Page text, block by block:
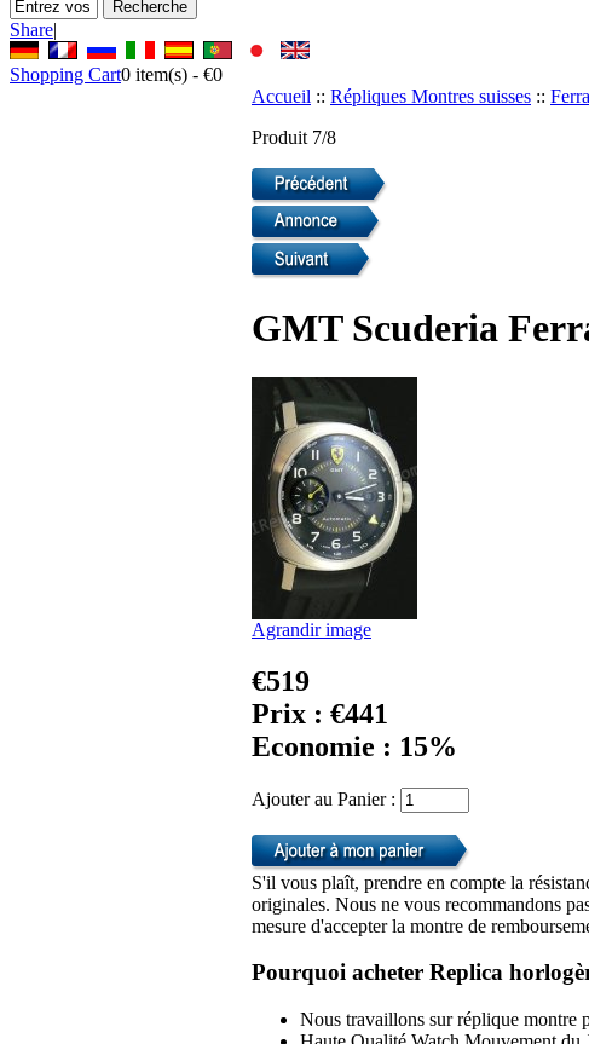
Share|
Shopping Cart0 item(s) - €0
Accueil :: Répliques Montres suisses ::
Produit 7/8
GMT Scuderia
Agrandir image
€519
Prix : €441
Economie : 15%
Ajouter au Panier :
S'il vous plaît, prendre en compte la
originales. Nous ne vous recommandons
mesure d'accepter la montre de
Pourquoi acheter Replica
Nous travaillons sur réplique montre